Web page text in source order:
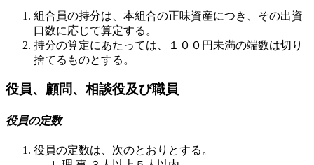
組合員の持分は、本組合の正味資産につき、その出資
口数に応じて算定する。
持分の算定にあたっては、１００円未満の端数は切り
捨てるものとする。
役員、顧問、相談役及び職員
役員の定数
役員の定数は、次のとおりとする。